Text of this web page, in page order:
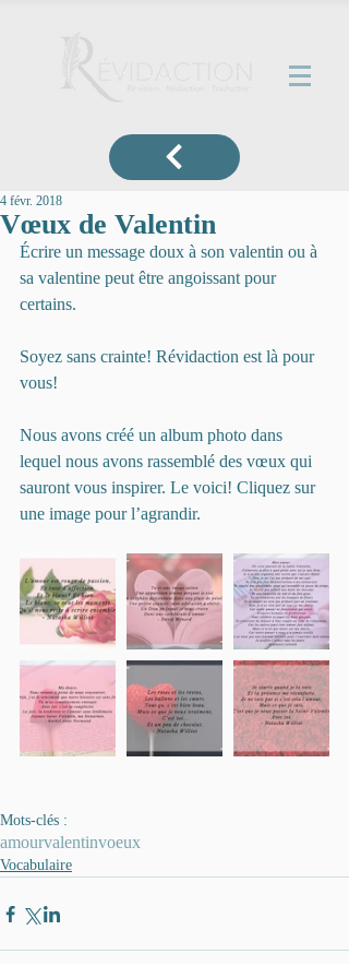
Vœux de Valentin
4 févr. 2018
Écrire un message doux à son valentin ou à
sa valentine peut être angoissant pour
certains.
Soyez sans crainte! Révidaction est là pour
vous!
Nous avons créé un album photo dans
lequel nous avons rassemblé des vœux qui
sauront vous inspirer. Le voici! Cliquez sur
une image pour l’agrandir.
Mots-clés :
amourvalentinvoeux
Vocabulaire